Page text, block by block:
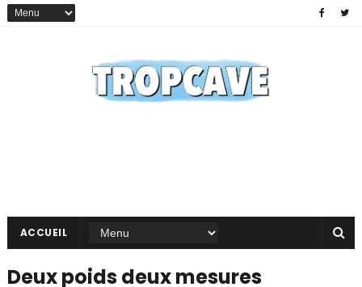
ACCUEIL
Deux poids deux mesures